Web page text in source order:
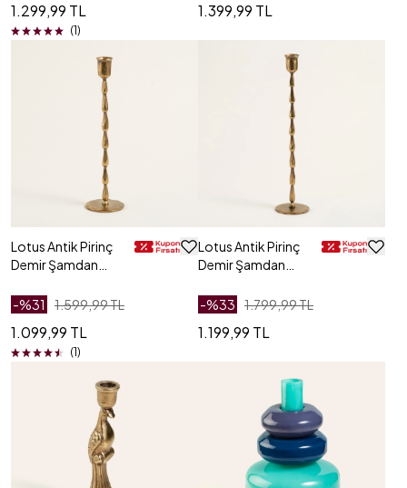
15 Cm Renkli
1.299,99 TL
(1)
1.399,99 TL
Lotus Antik Pirinç
Demir Şamdan
-%31 1.599,99 TL
1.099,99 TL
(1)
Lotus Antik Pirinç
Demir Şamdan
-%33 1.799,99 TL
1.199,99 TL